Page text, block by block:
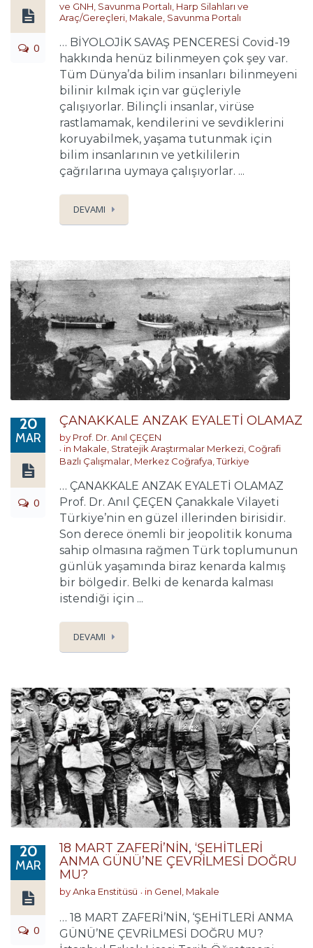
0
ve GNH Savunma Portalı Harp Silahları ve
Araç/Gereçleri Makale Savunma Portalı
… BİYOLOJİK SAVAŞ PENCERESİ Covid-19
hakkında henüz bilinmeyen çok şey var.
Tüm Dünya’da bilim insanları bilinmeyeni
bilinir kılmak için var güçleriyle
çalışıyorlar. Bilinçli insanlar, virüse
rastlamamak, kendilerini ve sevdiklerini
koruyabilmek, yaşama tutunmak için
bilim insanlarının ve yetkililerin
çağrılarına uymaya çalışıyorlar. ...
DEVAMI
20
MAR
0
ÇANAKKALE ANZAK EYALETİ OLAMAZ
by Prof. Dr. Anıl ÇEÇEN
in Makale Stratejik Araştırmalar Merkezi Coğrafi
Bazlı Çalışmalar Merkez Coğrafya ,Türkiye
… ÇANAKKALE ANZAK EYALETİ OLAMAZ
Prof. Dr. Anıl ÇEÇEN Çanakkale Vilayeti
Türkiye’nin en güzel illerinden birisidir.
Son derece önemli bir jeopolitik konuma
sahip olmasına rağmen Türk toplumunun
günlük yaşamında biraz kenarda kalmış
bir bölgedir. Belki de kenarda kalması
istendiği için ...
DEVAMI
20
MAR
0
18 MART ZAFERİ’NİN, ‘ŞEHİTLERİ
ANMA GÜNÜ’NE ÇEVRİLMESİ DOĞRU
MU?
byAnka Enstitüsü in Genel Makale
… 18 MART ZAFERİ’NİN, ‘ŞEHİTLERİ ANMA
GÜNÜ’NE ÇEVRİLMESİ DOĞRU MU?